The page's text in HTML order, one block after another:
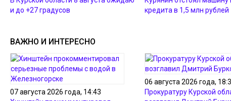
и до +27 градусов
кредита в 1,5 млн рублей
ВАЖНО И ИНТЕРЕСНО
07 августа 2026 года, 14:43
06 августа 2026 года,
Прокуратуру Курской